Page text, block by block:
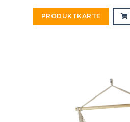
PRODUKTKARTE